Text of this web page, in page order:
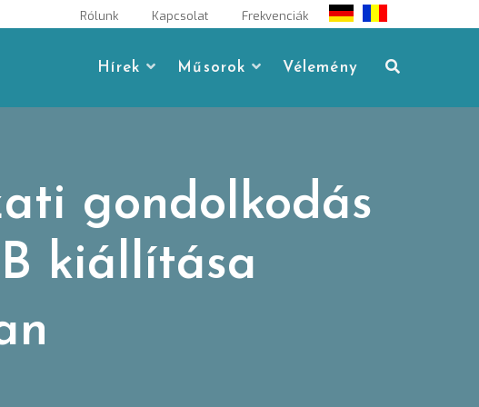
Rólunk Kapcsolat Frekvenciák
Hírek Műsorok Vélemény
gondolkodás
kiállítása